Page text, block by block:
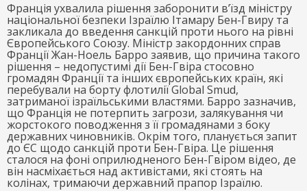
Франція ухвалила рішення заборонити в’їзд міністру
національної безпеки Ізраїлю Ітамару Бен-Гвиру та
закликала до введення санкцій проти нього на рівні
Європейського Союзу. Міністр закордонних справ
Франції Жан-Ноель Барро заявив, що причина такого
рішення – недопустимі дії Бен-Гвіра стосовно
громадян Франції та інших європейських країн, які
перебували на борту флотилії Global Smud,
затриманої ізраїльськими властями. Барро зазначив,
що Франція не потерпить загрози, залякування чи
жорстокого поводження з її громадянами з боку
державних чиновників. Окрім того, планується запит
до ЄС щодо санкцій проти Бен-Гвіра. Це рішення
сталося на фоні оприлюдненого Бен-Гвіром відео, де
він насміхається над активістами, які стоять на
колінах, тримаючи державний прапор Ізраїлю.